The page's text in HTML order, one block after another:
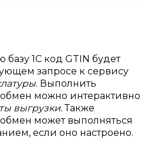
1С код GTIN будет
запросе к сервису
. Выполнить
можно интерактивно
выгрузки.Также
может выполняться
если оно настроено.